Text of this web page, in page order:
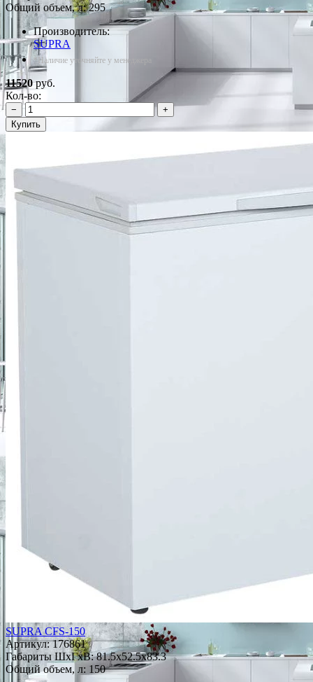
Общий объем, л: 295
Производитель:
SUPRA
*Наличие уточняйте у менеджера
11520руб.
Кол-во:
−
+
Купить
SUPRA CFS-150
Артикул:176861
Габариты ШxГxВ: 81.5x52.5x83.3
Общий объем, л: 150